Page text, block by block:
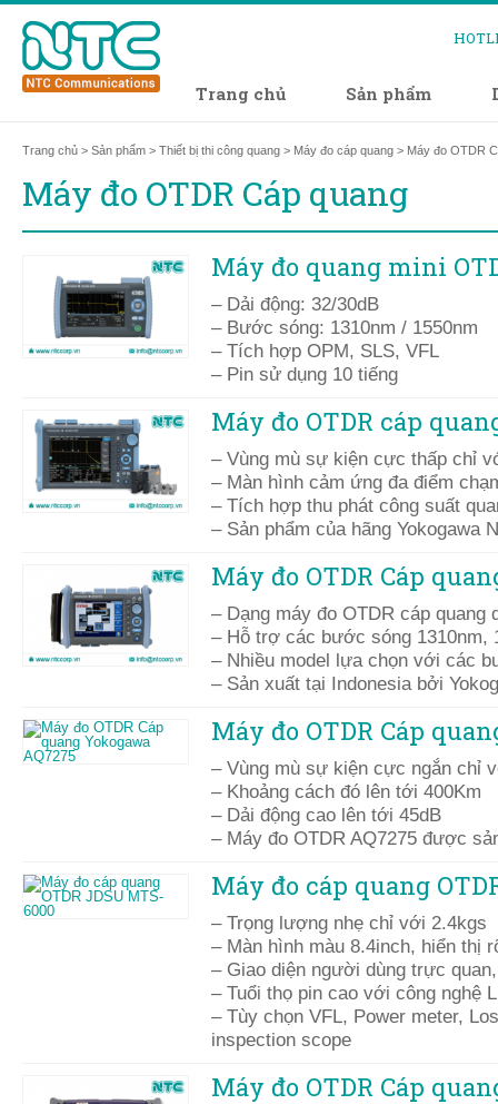
Trang chủ Sản phẩm
Trang chủ > Sản phẩm > Thiết bị thi công quang > Máy đo cáp quang > Máy đo OTDR
Máy đo OTDR Cáp quang
Máy đo quang mini
– Dải động: 32/30dB
– Bước sóng: 1310nm / 1550nm
– Tích hợp OPM, SLS, VFL
– Pin sử dụng 10 tiếng
Máy đo OTDR cáp
– Vùng mù sự kiện cực thấp chỉ
– Màn hình cảm ứng đa điểm
– Tích hợp thu phát công suất
– Sản phẩm của hãng Yokogawa
Máy đo OTDR Cáp
– Dạng máy đo OTDR cáp quang
– Hỗ trợ các bước sóng 1310nm,
– Nhiều model lựa chọn với các
– Sản xuất tại Indonesia bởi
Máy đo OTDR Cáp
– Vùng mù sự kiện cực ngắn chỉ
– Khoảng cách đó lên tới 400Km
– Dải động cao lên tới 45dB
– Máy đo OTDR AQ7275 được
Máy đo cáp quang
– Trọng lượng nhẹ chỉ với 2.4kgs
– Màn hình màu 8.4inch, hiển thị
– Giao diện người dùng trực
– Tuổi thọ pin cao với công nghệ
– Tùy chọn VFL, Power meter,
inspection scope
Máy đo OTDR Cáp